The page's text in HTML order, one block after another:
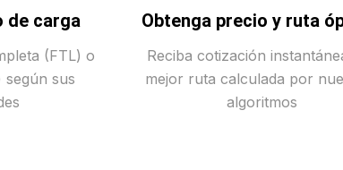
de carga
(FTL) o
según sus
Obtenga precio y ruta
Reciba cotización
mejor ruta calculada por
algoritmos